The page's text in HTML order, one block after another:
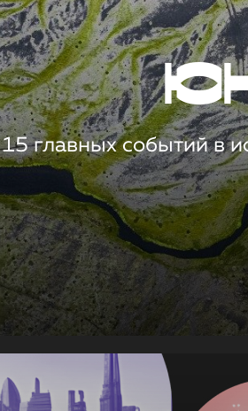
15 главных событий в